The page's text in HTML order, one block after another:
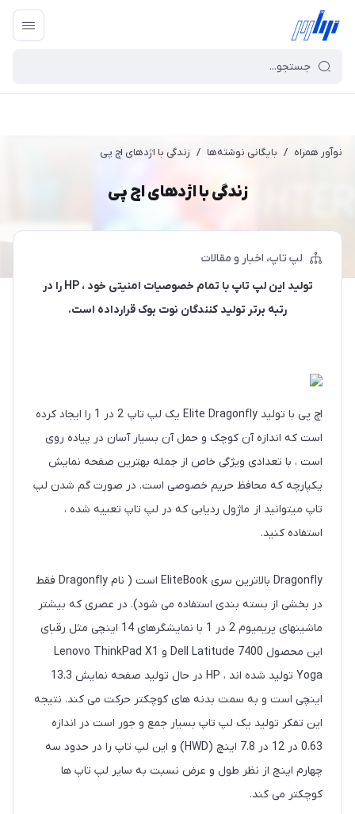
نوآور همراه / بایگانی نوشته‌ها / زندگی با اژدهای اچ پی
زندگی با اژدهای اچ پی
لپ تاپ اخبار و مقالات
تولید این لپ تاپ با تمام خصوصیات امنیتی خود ، HP را در
رتبه برتر تولید کنندگان نوت بوک قرارداده است.
اچ پی با تولید Elite Dragonfly یک لپ تاپ 2 در 1 را ایجاد کرده
است که اندازه آن کوچک و حمل آن بسیار آسان در پیاده روی
است ، با تعدادی ویژگی خاص از جمله بهترین صفحه نمایش
یکپارچه که محافظ حریم خصوصی است. در صورت گم شدن لپ
تاپ میتوانید از ماژول ردیابی که در لپ تاپ تعبیه شده ،
استفاده کنید.
Dragonfly بالاترین سری EliteBook است ( نام Dragonfly فقط
در بخشی از بسته بندی استفاده می شود). در عصری که بیشتر
ماشینهای پریمیوم 2 در 1 با نمایشگرهای 14 اینچی مثل رقبای
این محصول Dell Latitude 7400 و Lenovo ThinkPad X1
Yoga تولید شده اند ، HP در حال تولید صفحه نمایش 13.3
اینچی است و به سمت بدنه های کوچکتر حرکت می کند. نتیجه
این تفکر تولید یک لپ تاپ بسیار جمع و جور است در اندازه
0.63 در 12 در 7.8 اینچ (HWD) و این لپ تاپ را در حدود سه
چهارم اینچ از نظر طول و عرض نسبت به سایر لپ تاپ ها
کوچکتر می کند.